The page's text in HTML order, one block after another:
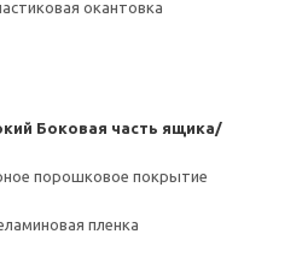
окантовка
Боковая часть ящика/
порошковое покрытие
пленка